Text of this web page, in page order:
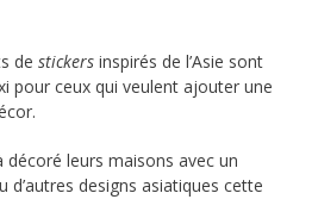
de stickersinspirés de l’Asie sont
pour ceux qui veulent ajouter une
leurs maisons avec un
d’autres designs asiatiques cette